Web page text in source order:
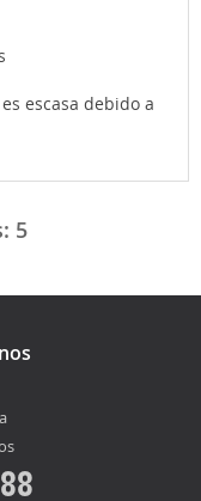
escasa debido a
5